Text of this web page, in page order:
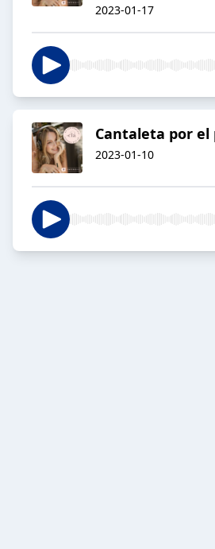
2023-01-17
Cantaleta por el
2023-01-10